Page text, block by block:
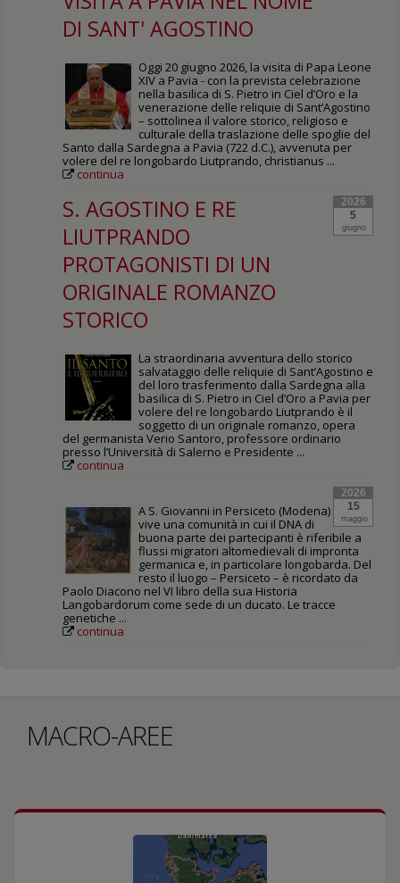
DI SANT' AGOSTINO
Oggi 20 giugno 2026, la visita di Papa Leone
XIV a Pavia - con la prevista celebrazione
nella basilica di S. Pietro in Ciel d’Oro e la
venerazione delle reliquie di Sant’Agostino
– sottolinea il valore storico, religioso e
culturale della traslazione delle spoglie del
Santo dalla Sardegna a Pavia (722 d.C.), avvenuta per
volere del re longobardo Liutprando, christianus ...
continua
2026
5
giugno
S. AGOSTINO E RE
LIUTPRANDO
PROTAGONISTI DI UN
ORIGINALE ROMANZO
STORICO
La straordinaria avventura dello storico
salvataggio delle reliquie di Sant’Agostino e
del loro trasferimento dalla Sardegna alla
basilica di S. Pietro in Ciel d’Oro a Pavia per
volere del re longobardo Liutprando è il
soggetto di un originale romanzo, opera
del germanista Verio Santoro, professore ordinario
presso l’Università di Salerno e Presidente ...
continua
2026
15
maggio
A S. Giovanni in Persiceto (Modena)
vive una comunità in cui il DNA di
buona parte dei partecipanti è riferibile a
flussi migratori altomedievali di impronta
germanica e, in particolare longobarda. Del
resto il luogo – Persiceto – è ricordato da
Paolo Diacono nel VI libro della sua Historia
Langobardorum come sede di un ducato. Le tracce
genetiche ...
continua
MACRO-AREE